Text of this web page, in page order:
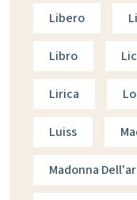
Libero
Libro
Lirica
Luiss
Madonna